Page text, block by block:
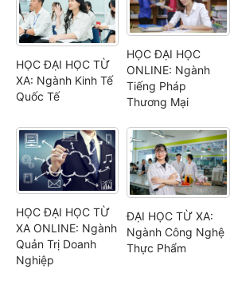
HỌC ĐẠI HỌC TỪ
XA: Ngành Kinh Tế
Quốc Tế
HỌC ĐẠI HỌC
ONLINE: Ngành
Tiếng Pháp
Thương Mại
HỌC ĐẠI HỌC TỪ
XA ONLINE: Ngành
Quản Trị Doanh
Nghiệp
ĐẠI HỌC TỪ XA:
Ngành Công Nghệ
Thực Phẩm